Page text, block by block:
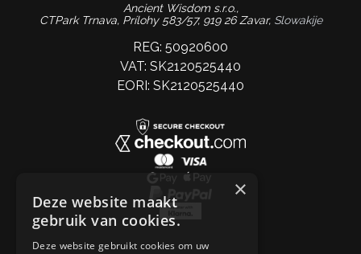
Ancient Wisdom s.r.o.,
CTPark Trnava, Prílohy 583/57, 919 26 Zavar, Slowakije
REG: 50920600
VAT: SK2120525440
EORI: SK2120525440
×
Deze website maakt
gebruik van cookies.
Deze website gebruikt cookies om uw